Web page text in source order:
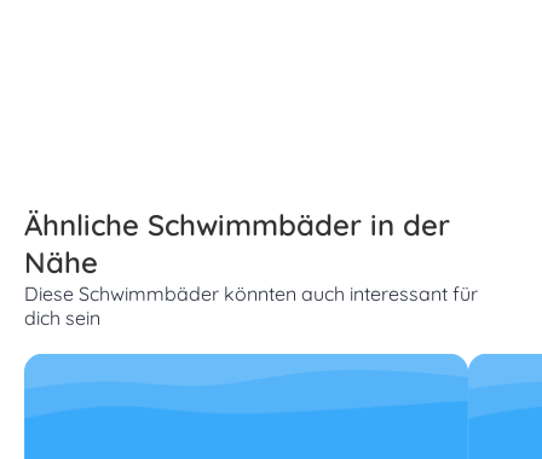
Ähnliche Schwimmbäder in der
Nähe
Diese Schwimmbäder könnten auch interessant für
dich sein